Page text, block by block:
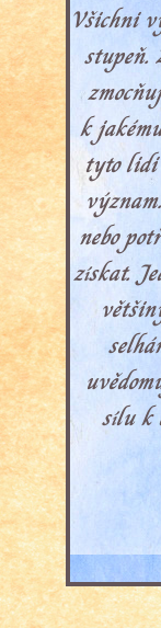
Všichni
k
tyto lidi
nebo
získat.
sílu k